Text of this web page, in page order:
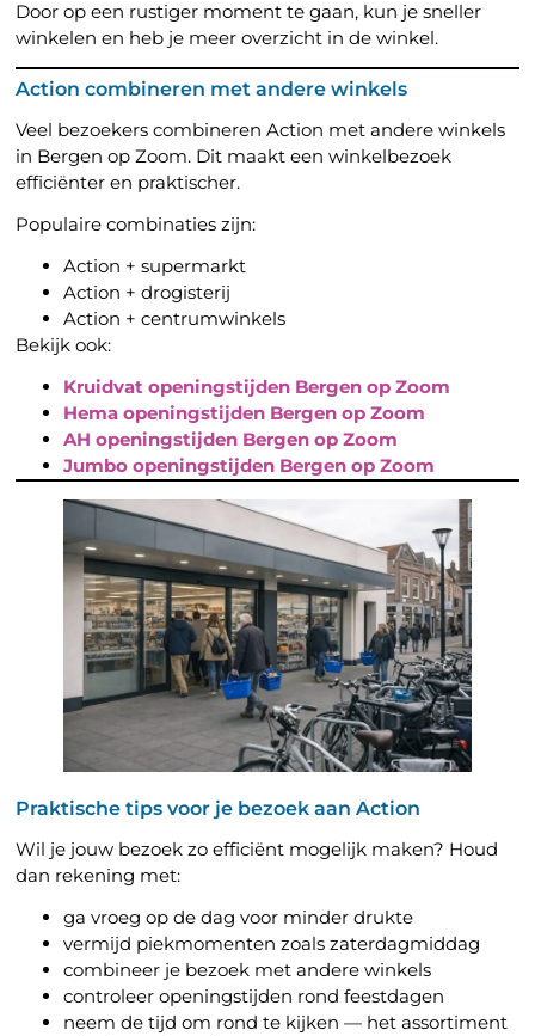
Door op een rustiger moment te gaan, kun je sneller
winkelen en heb je meer overzicht in de winkel.
Action combineren met andere winkels
Veel bezoekers combineren Action met andere winkels
in Bergen op Zoom. Dit maakt een winkelbezoek
efficiënter en praktischer.
Populaire combinaties zijn:
Action + supermarkt
Action + drogisterij
Action + centrumwinkels
Bekijk ook:
Kruidvat openingstijden Bergen op Zoom
Hema openingstijden Bergen op Zoom
AH openingstijden Bergen op Zoom
Jumbo openingstijden Bergen op Zoom
Praktische tips voor je bezoek aan Action
Wil je jouw bezoek zo efficiënt mogelijk maken? Houd
dan rekening met:
ga vroeg op de dag voor minder drukte
vermijd piekmomenten zoals zaterdagmiddag
combineer je bezoek met andere winkels
controleer openingstijden rond feestdagen
neem de tijd om rond te kijken — het assortiment